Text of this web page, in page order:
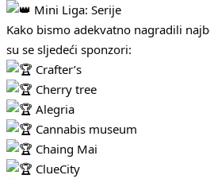
Mini Liga: Serije
Kako bismo adekvatno nagradili
su se sljedeći sponzori:
Crafter’s
Cherry tree
Alegria
Cannabis museum
Chaing Mai
ClueCity